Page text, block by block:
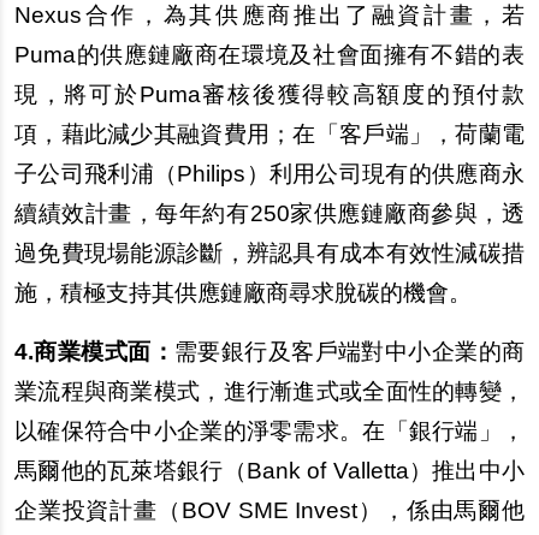
Nexus合作，為其供應商推出了融資計畫，若
Puma的供應鏈廠商在環境及社會面擁有不錯的表
現，將可於Puma審核後獲得較高額度的預付款
項，藉此減少其融資費用；在「客戶端」，荷蘭電
子公司飛利浦（Philips）利用公司現有的供應商永
續績效計畫，每年約有250家供應鏈廠商參與，透
過免費現場能源診斷，辨認具有成本有效性減碳措
施，積極支持其供應鏈廠商尋求脫碳的機會。
4.商業模式面： 需要銀行及客戶端對中小企業的商
業流程與商業模式，進行漸進式或全面性的轉變，
以確保符合中小企業的淨零需求。在「銀行端」，
馬爾他的瓦萊塔銀行（Bank of Valletta）推出中小
企業投資計畫（BOV SME Invest），係由馬爾他